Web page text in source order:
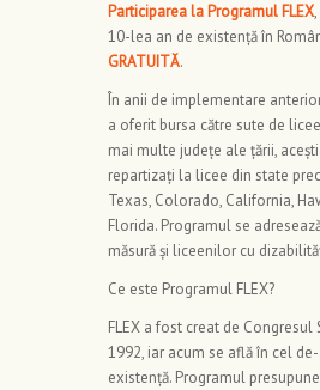
Participarea la Programul FLEX
10-lea an de existență în
GRATUITĂ.
În anii de implementare
a oferit bursa către sute de
mai multe județe ale țării,
repartizați la licee din state
Texas, Colorado, California,
Florida. Programul se
măsură și liceenilor cu
Ce este Programul FLEX?
FLEX a fost creat de Congresul
1992, iar acum se află în cel
existență. Programul